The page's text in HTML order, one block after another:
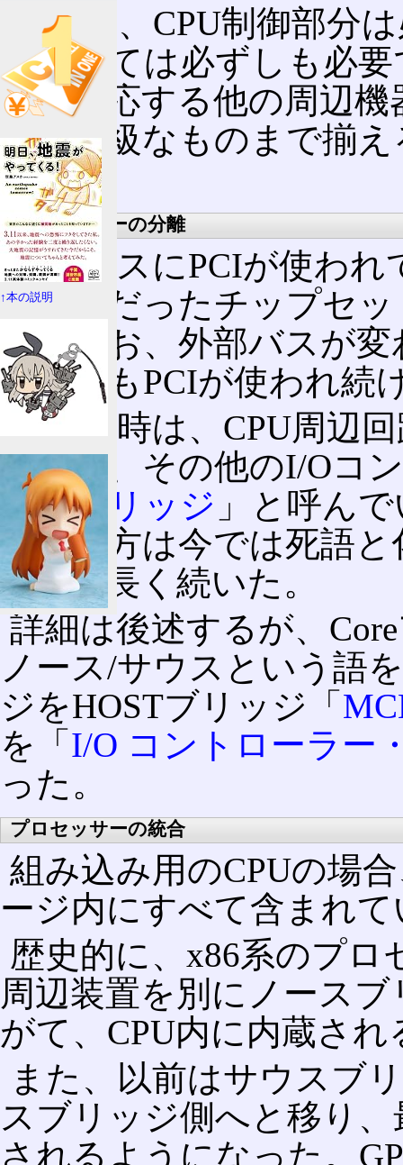
これは、CPU制御部分
については必ずしも必
る。対応する他の周辺
から高級なものまで揃
た。
プロセッサーの分離
外部バスにPCIが使わ
プ構成だったチップセ
だ。なお、外部バスが
その後もPCIが使われ続
この当時は、CPU周辺
ッジ」、その他のI/Oコ
ウスブリッジ 」と呼ん
う呼び方は今では死語
比較的長く続いた。
詳細は後述するが、
ノース/サウスという語
ジをHOSTブリッジ「
を「 I/O コントローラー
った。
プロセッサーの統合
組み込み用のCPUの場
ージ内にすべて含まれ
歴史的に、x86系のプロ
周辺装置を別にノース
がて、CPU内に内蔵さ
また、以前はサウスブ
スブリッジ側へと移り
されるようになった。
↑本の説明